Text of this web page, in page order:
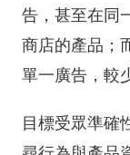
告，甚至在同
商店的產品；
單一廣告，較
目標受眾準確